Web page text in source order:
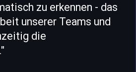
zu erkennen - das
unserer Teams und
die